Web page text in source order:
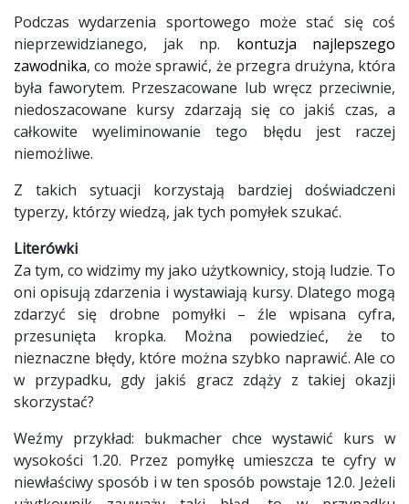
Podczas wydarzenia sportowego może stać się coś
nieprzewidzianego, jak np. kontuzja najlepszego
zawodnika, co może sprawić, że przegra drużyna, która
była faworytem. Przeszacowane lub wręcz przeciwnie,
niedoszacowane kursy zdarzają się co jakiś czas, a
całkowite wyeliminowanie tego błędu jest raczej
niemożliwe.
Z takich sytuacji korzystają bardziej doświadczeni
typerzy, którzy wiedzą, jak tych pomyłek szukać.
Literówki
Za tym, co widzimy my jako użytkownicy, stoją ludzie. To
oni opisują zdarzenia i wystawiają kursy. Dlatego mogą
zdarzyć się drobne pomyłki – źle wpisana cyfra,
przesunięta kropka. Można powiedzieć, że to
nieznaczne błędy, które można szybko naprawić. Ale co
w przypadku, gdy jakiś gracz zdąży z takiej okazji
skorzystać?
Weźmy przykład: bukmacher chce wystawić kurs w
wysokości 1.20. Przez pomyłkę umieszcza te cyfry w
niewłaściwy sposób i w ten sposób powstaje 12.0. Jeżeli